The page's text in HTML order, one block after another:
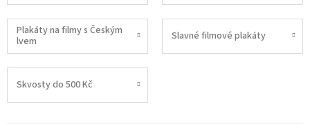
Plakáty na filmy s Českým
lvem
Slavné filmové plakáty
Skvosty do 500 Kč